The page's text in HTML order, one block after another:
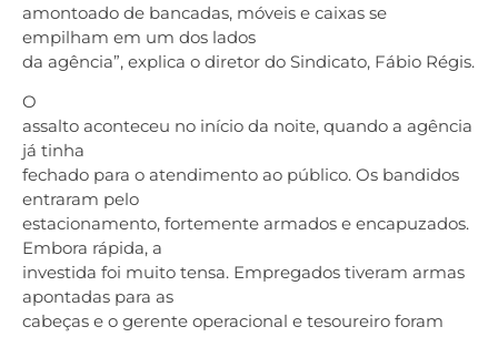
amontoado de bancadas, móveis e caixas se
empilham em um dos lados
da agência”, explica o diretor do Sindicato, Fábio Régis.
O
assalto aconteceu no início da noite, quando a agência
já tinha
fechado para o atendimento ao público. Os bandidos
entraram pelo
estacionamento, fortemente armados e encapuzados.
Embora rápida, a
investida foi muito tensa. Empregados tiveram armas
apontadas para as
cabeças e o gerente operacional e tesoureiro foram